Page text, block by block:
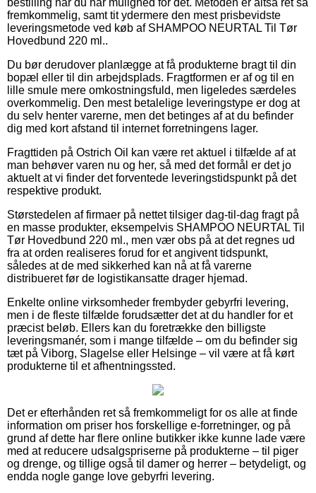
fremkommelig, samt tit ydermere den mest prisbevidste
leveringsmetode ved køb af SHAMPOO NEURTAL Til Tør
Hovedbund 220 ml..
Du bør derudover planlægge at få produkterne bragt til din
bopæl eller til din arbejdsplads. Fragtformen er af og til en
lille smule mere omkostningsfuld, men ligeledes særdeles
overkommelig. Den mest betalelige leveringstype er dog at
du selv henter varerne, men det betinges af at du befinder
dig med kort afstand til internet forretningens lager.
Fragttiden på Ostrich Oil kan være ret aktuel i tilfælde af at
man behøver varen nu og her, så med det formål er det jo
aktuelt at vi finder det forventede leveringstidspunkt på det
respektive produkt.
Størstedelen af firmaer på nettet tilsiger dag-til-dag fragt på
en masse produkter, eksempelvis SHAMPOO NEURTAL Til
Tør Hovedbund 220 ml., men vær obs på at det regnes ud
fra at orden realiseres forud for et angivent tidspunkt,
således at de med sikkerhed kan nå at få varerne
distribueret før de logistikansatte drager hjemad.
Enkelte online virksomheder frembyder gebyrfri levering,
men i de fleste tilfælde forudsætter det at du handler for et
præcist beløb. Ellers kan du foretrække den billigste
leveringsmanér, som i mange tilfælde – om du befinder sig
tæt på Viborg, Slagelse eller Helsinge – vil være at få kørt
produkterne til et afhentningssted.
Det er efterhånden ret så fremkommeligt for os alle at finde
information om priser hos forskellige e-forretninger, og på
grund af dette har flere online butikker ikke kunne lade være
med at reducere udsalgspriserne på produkterne – til piger
og drenge, og tillige også til damer og herrer – betydeligt, og
endda nogle gange love gebyrfri levering.